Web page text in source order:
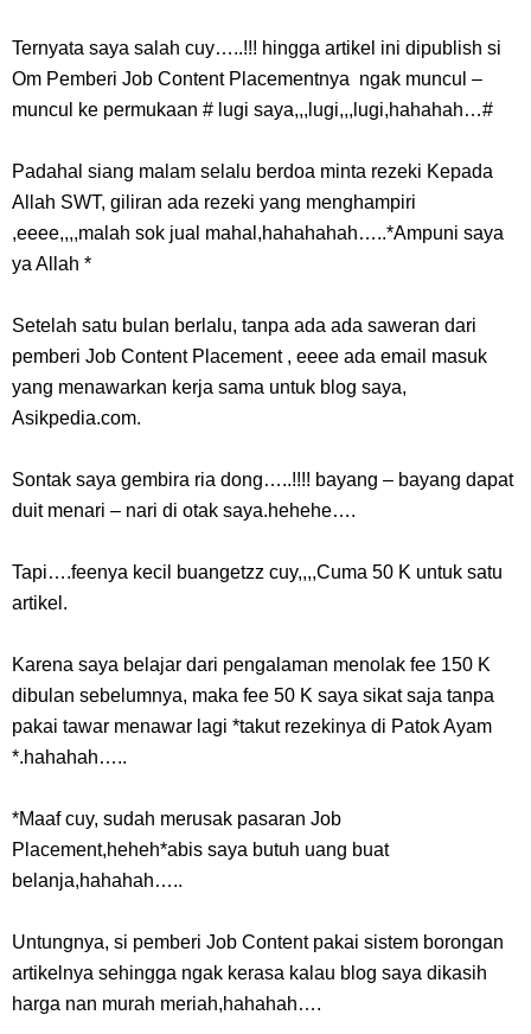
Ternyata saya salah cuy…..!!! hingga artikel ini dipublish si
Om Pemberi Job Content Placementnya ngak muncul –
muncul ke permukaan # lugi saya,,,lugi,,,lugi,hahahah…#
Padahal siang malam selalu berdoa minta rezeki Kepada
Allah SWT, giliran ada rezeki yang menghampiri
,eeee,,,,malah sok jual mahal,hahahahah…..*Ampuni saya
ya Allah *
Setelah satu bulan berlalu, tanpa ada ada saweran dari
pemberi Job Content Placement , eeee ada email masuk
yang menawarkan kerja sama untuk blog saya,
Asikpedia.com.
Sontak saya gembira ria dong…..!!!! bayang – bayang dapat
duit menari – nari di otak saya.hehehe….
Tapi….feenya kecil buangetzz cuy,,,,Cuma 50 K untuk satu
artikel.
Karena saya belajar dari pengalaman menolak fee 150 K
dibulan sebelumnya, maka fee 50 K saya sikat saja tanpa
pakai tawar menawar lagi *takut rezekinya di Patok Ayam
*.hahahah…..
*Maaf cuy, sudah merusak pasaran Job
Placement,heheh*abis saya butuh uang buat
belanja,hahahah…..
Untungnya, si pemberi Job Content pakai sistem borongan
artikelnya sehingga ngak kerasa kalau blog saya dikasih
harga nan murah meriah,hahahah….